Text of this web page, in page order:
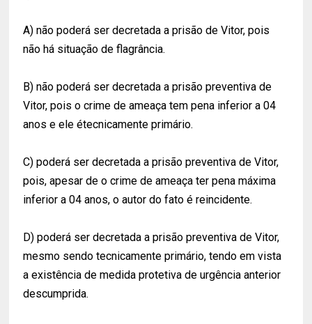
A) não poderá ser decretada a prisão de Vitor, pois
não há situação de flagrância.
B) não poderá ser decretada a prisão preventiva de
Vitor, pois o crime de ameaça tem pena inferior a 04
anos e ele étecnicamente primário.
C) poderá ser decretada a prisão preventiva de Vitor,
pois, apesar de o crime de ameaça ter pena máxima
inferior a 04 anos, o autor do fato é reincidente.
D) poderá ser decretada a prisão preventiva de Vitor,
mesmo sendo tecnicamente primário, tendo em vista
a existência de medida protetiva de urgência anterior
descumprida.